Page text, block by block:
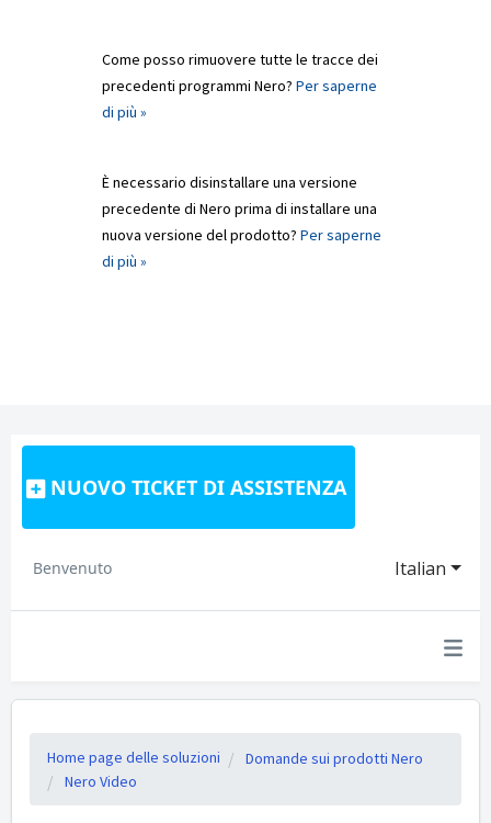
Come posso rimuovere tutte le tracce dei
precedenti programmi Nero? Per saperne
di più »
È necessario disinstallare una versione
precedente di Nero prima di installare una
nuova versione del prodotto? Per saperne
di più »
NUOVO TICKET DI ASSISTENZA
Italian
Benvenuto
Home page delle soluzioni
Domande sui prodotti Nero
Nero Video